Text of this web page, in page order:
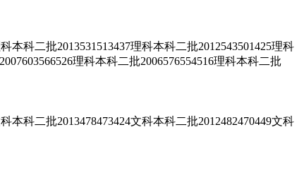
科二批2013531513437理科本科二批2012543501425理科
理科本科二批2006576554516理科本科二批
科二批2013478473424文科本科二批2012482470449文科